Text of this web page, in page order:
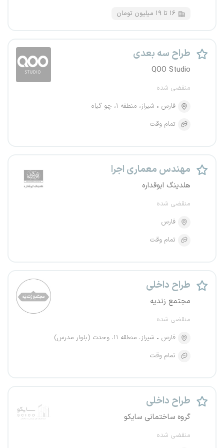
۱۶ تا ۱۹ میلیون تومان
طراح سه بعدی
QOO Studio
منقضی شده
فارس
شیراز، منطقه ۱، چو گیاه
تمام وقت
مهندس معماری اجرا
هلدینگ ابوقداره
منقضی شده
فارس
تمام وقت
طراح داخلی
مجتمع زندیه
منقضی شده
فارس
شیراز، منطقه ۱۱، وحدت (بلوار مدرس)
تمام وقت
طراح داخلی
گروه ساختمانی سایکو
منقضی شده